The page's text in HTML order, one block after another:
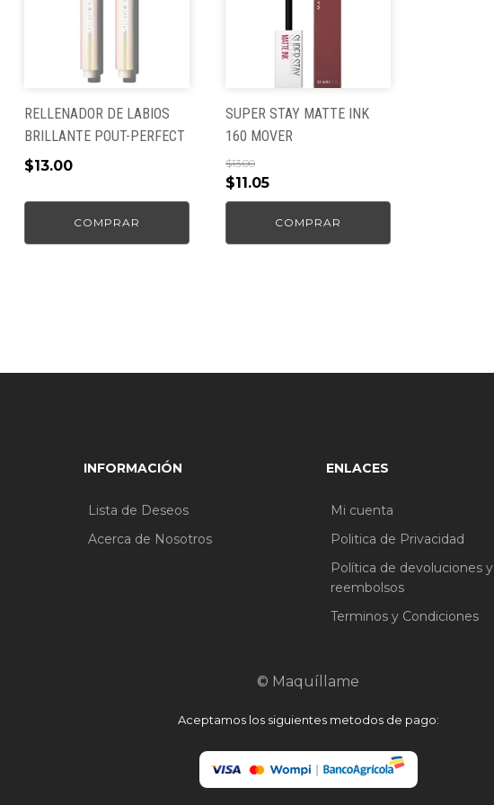
RELLENADOR DE LABIOS
BRILLANTE POUT-PERFECT
$13.00
COMPRAR
SUPER STAY MATTE INK
160 MOVER
$13.00
El
precio
original
era:
$11.05El
precio
actual
es:
COMPRAR
INFORMACIÓN
Lista de Deseos
Acerca de Nosotros
ENLACES
Mi cuenta
Politica de Privacidad
Política de devoluciones y
reembolsos
Terminos y Condiciones
© Maquíllame
Aceptamos los siguientes metodos de pago: